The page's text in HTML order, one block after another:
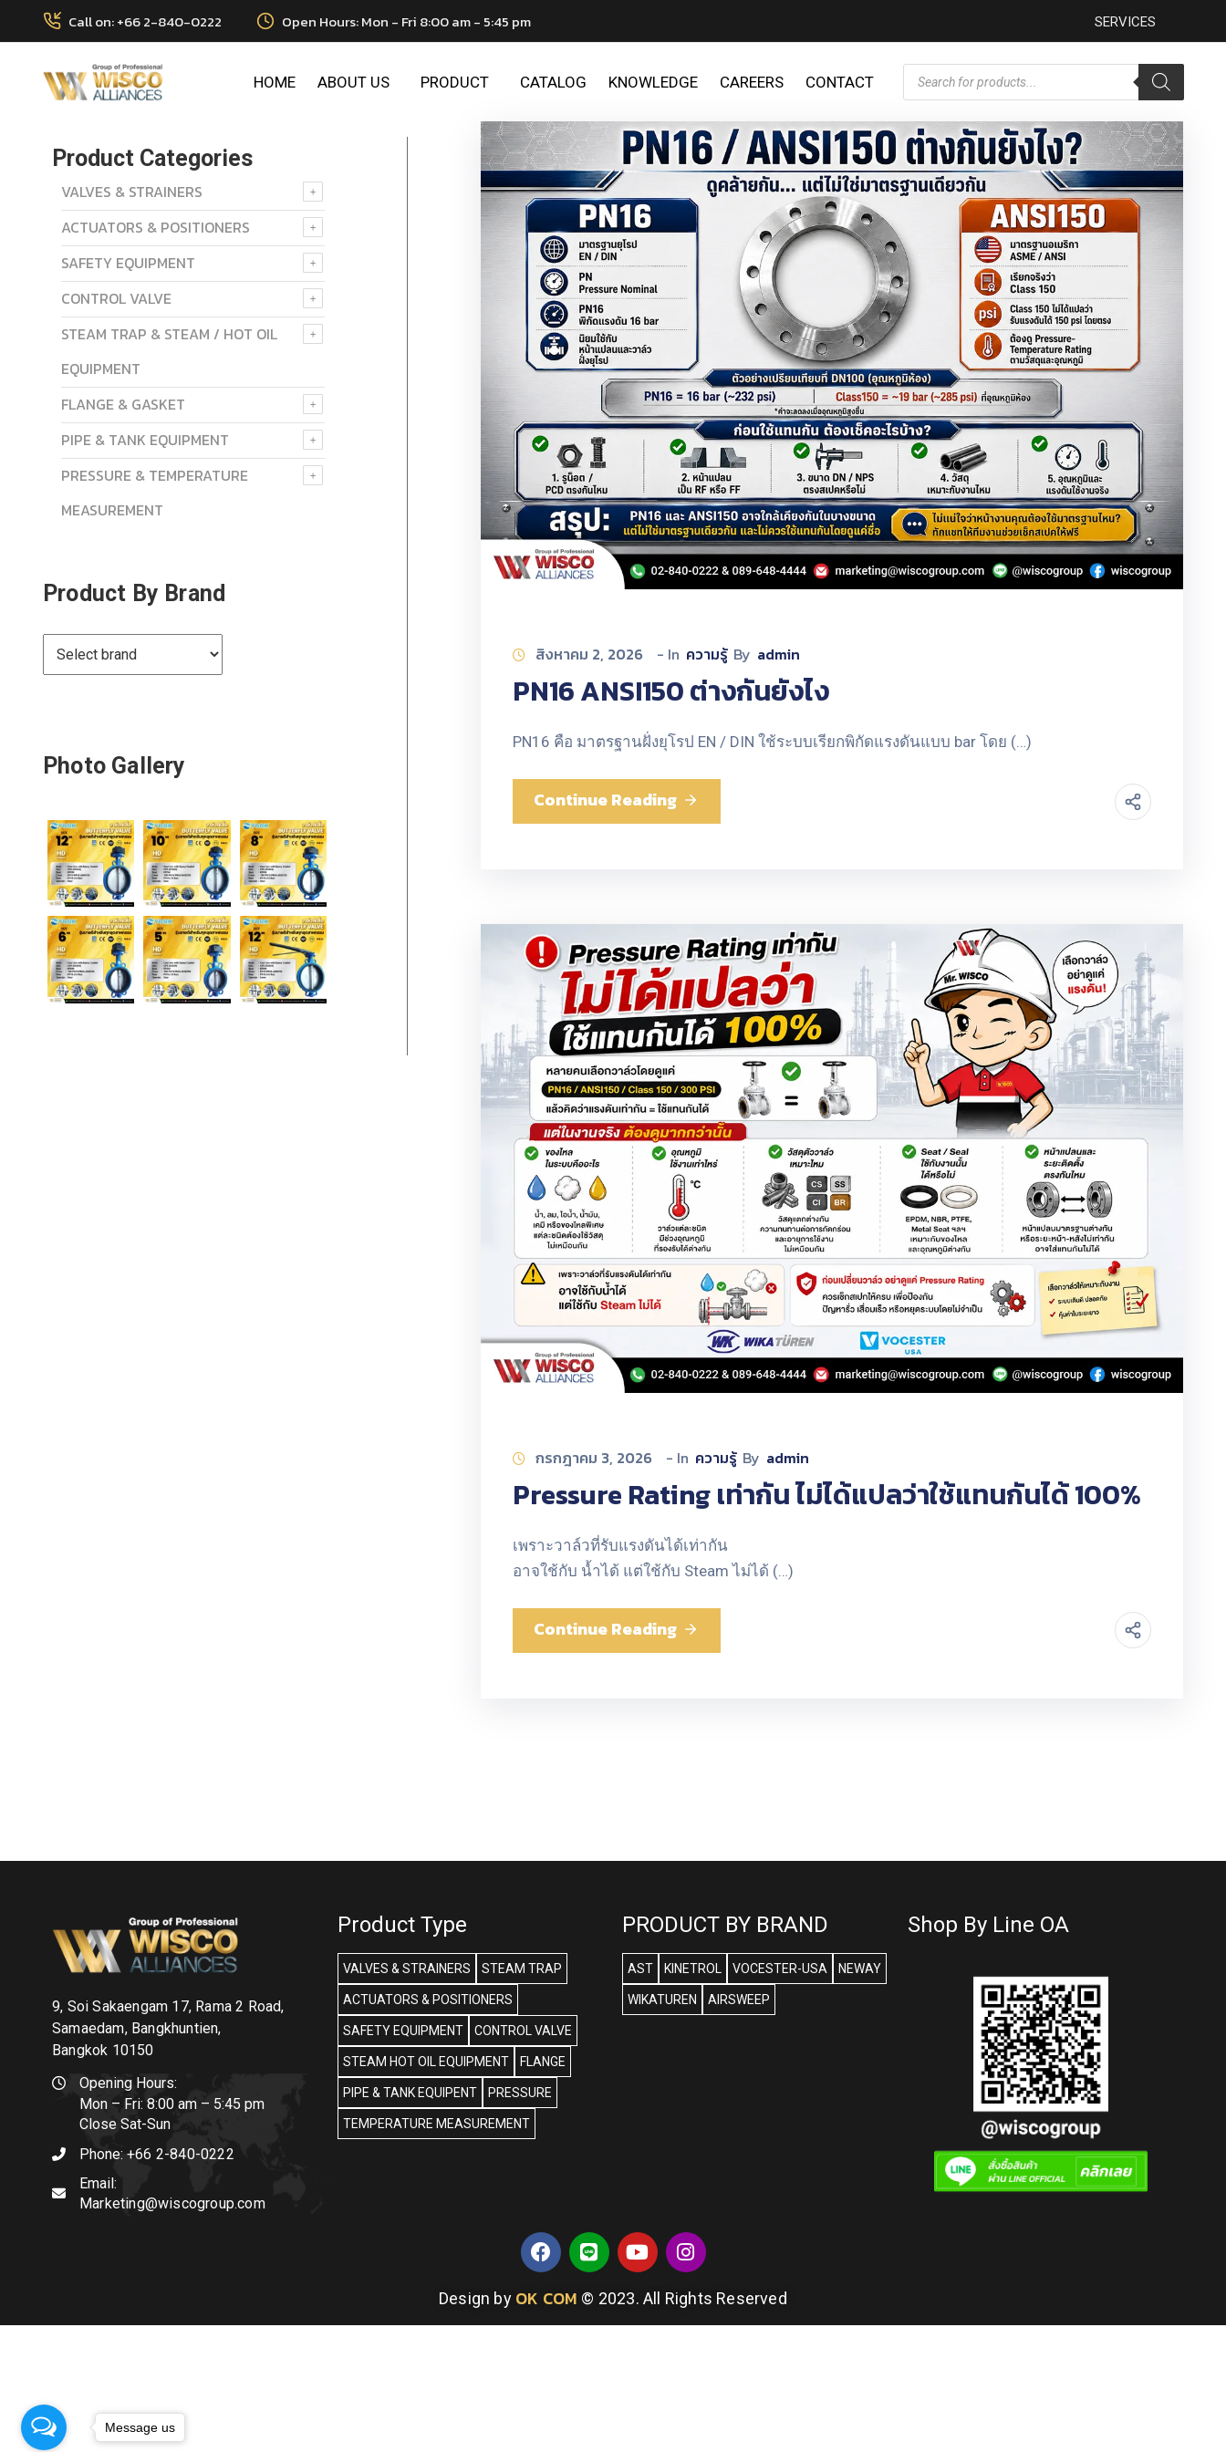
Call on: +66 2-840-0222 Open Hours: Mon - Fri 8:00 am - 5:45 pm SERVICES
HOME ABOUT US PRODUCT CATALOG KNOWLEDGE CAREERS CONTACT
สิงหาคม 2, 2026 - In ความรู้ By admin
PN16 ANSI150 ต่างกันยังไง
PN16 คือ มาตรฐานฝั่งยุโรป EN / DIN ใช้ระบบเรียกพิกัดแรงดันแบบ bar โดย (…)
Continue Reading
กรกฎาคม 3, 2026 - In ความรู้ By admin
Pressure Rating เท่ากัน ไม่ได้แปลว่าใช้แทนกันได้ 100%
เพราะวาล์วที่รับแรงดันได้เท่ากัน
อาจใช้กับ น้ำได้ แต่ใช้กับ Steam ไม่ได้ (…)
Continue Reading
Product Categories
VALVES & STRAINERS
ACTUATORS & POSITIONERS
SAFETY EQUIPMENT
CONTROL VALVE
STEAM TRAP & STEAM / HOT OIL
EQUIPMENT
FLANGE & GASKET
PIPE & TANK EQUIPMENT
PRESSURE & TEMPERATURE
MEASUREMENT
Product By Brand
Photo Gallery
9, Soi Sakaengam 17, Rama 2 Road,
Samaedam, Bangkhuntien,
Bangkok 10150
Opening Hours:
Mon – Fri: 8:00 am – 5:45 pm
Close Sat-Sun
Phone: +66 2-840-0222
Email:
Marketing@wiscogroup.com
Product Type
VALVES & STRAINERS STEAM TRAP
ACTUATORS & POSITIONERS
SAFETY EQUIPMENT CONTROL VALVE
STEAM HOT OIL EQUIPMENT FLANGE
PIPE & TANK EQUIPENT PRESSURE
TEMPERATURE MEASUREMENT
PRODUCT BY BRAND
AST KINETROL VOCESTER-USA NEWAY
WIKATUREN AIRSWEEP
Shop By Line OA
Design by OK COM © 2023. All Rights Reserved
Message us